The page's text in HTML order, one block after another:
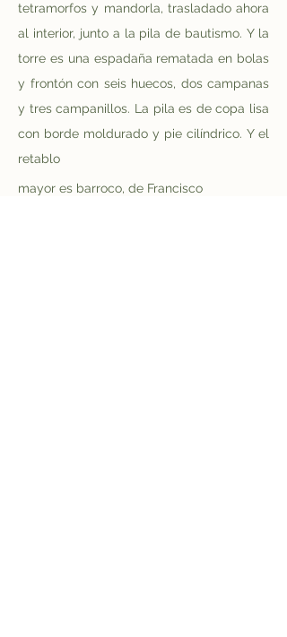
tetramorfos y mandorla, trasladado ahora
al interior, junto a la pila de bautismo. Y la
torre es una espadaña rematada en bolas
y frontón con seis huecos, dos campanas
y tres campanillos. La pila es de copa lisa
con borde moldurado y pie cilíndrico. Y el
retablo
mayor es barroco, de Francisco